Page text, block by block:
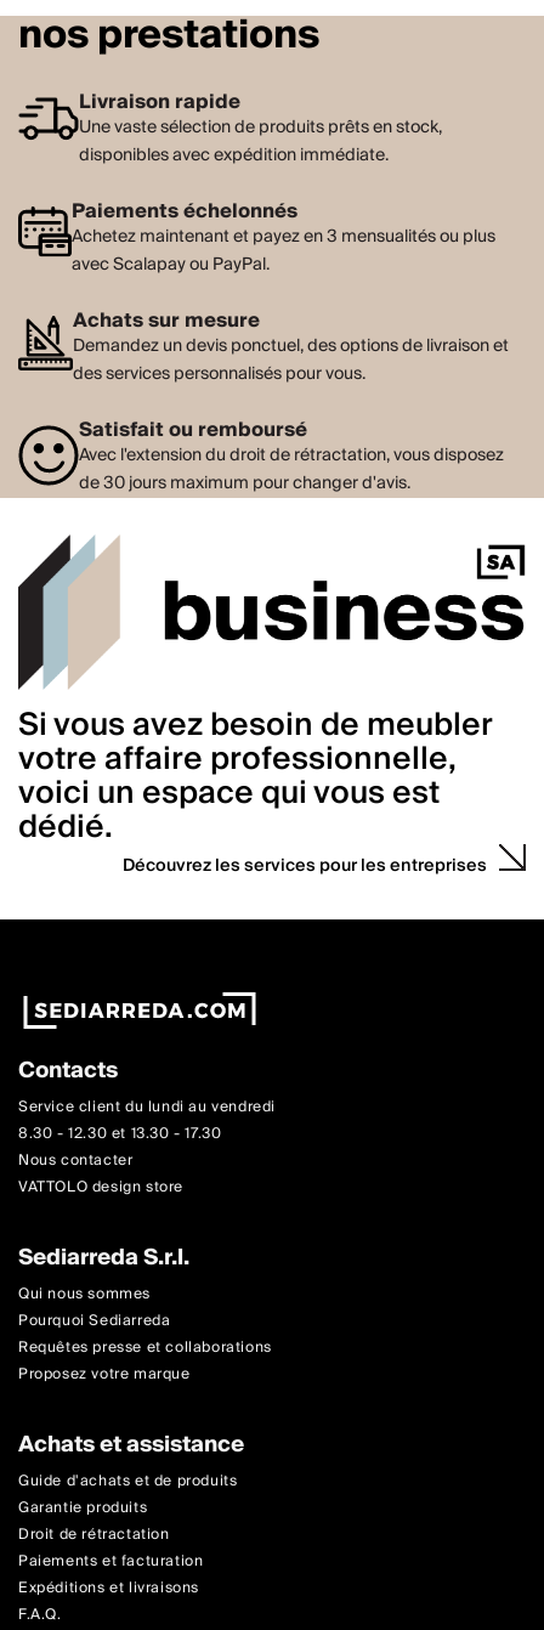
nos prestations
Livraison rapide
Une vaste sélection de produits prêts en stock,
disponibles avec expédition immédiate.
Paiements échelonnés
Achetez maintenant et payez en 3 mensualités ou plus
avec Scalapay ou PayPal.
Achats sur mesure
Demandez un devis ponctuel, des options de livraison et
des services personnalisés pour vous.
Satisfait ou remboursé
Avec l'extension du droit de rétractation, vous disposez
de 30 jours maximum pour changer d'avis.
Si vous avez besoin de meubler
votre affaire professionnelle,
voici un espace qui vous est
dédié.
Découvrez les services pour les entreprises
Contacts
Service client du lundi au vendredi
8.30 - 12.30 et 13.30 - 17.30
Nous contacter
VATTOLO design store
Sediarreda S.r.l.
Qui nous sommes
Pourquoi Sediarreda
Requêtes presse et collaborations
Proposez votre marque
Achats et assistance
Guide d'achats et de produits
Garantie produits
Droit de rétractation
Paiements et facturation
Expéditions et livraisons
F.A.Q.